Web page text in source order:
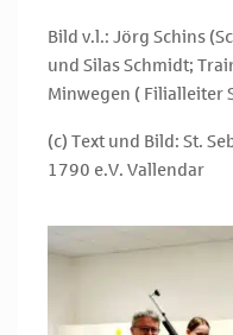
Bild v.l.: Jörg Schins
und Silas Schmidt;
Minwegen ( Filialleiter
(c) Text und Bild: St.
1790 e.V. Vallendar